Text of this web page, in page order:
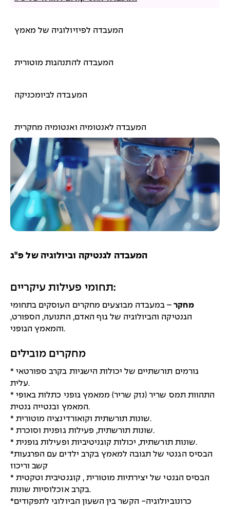
המעבדה לפיזיולוגיה של מאמץ​
המעבדה להתנהגות מוטורית​
המעבדה לביומכניקה​
המעבדה לאנטומיה ואנטומיה מחקרית​
תחומי פעילות עיקריים:
מחקר – במעבדה מבוצעים מחקרים העוסקים בתחומי
הגנטיקה והביולוגיה של גוף האדם, התנועה, הספורט,
והמאמץ הגופני.
מחקרים מובילים
* גורמים תורשתיים של יכולות הישגיות בקרב ספורטאי
עלית.
* התהוות תמס שריר (נזק שריר) ממאמץ גופני כתלות באופי
המאמץ ובנטייה גנטית.
* שונות תורשתית וקואורדינציה מוטורית.
* שונות תורשתית, פעילות גופנית וסוכרת.
* שונות תורשתית, יכולות קוגניטיביות ופעילות גופנית.
*הבסיס הגנטי של תגובה למאמץ בקרב ילדים עם הפרגעות
קשב וריכוז
* הבסיס הגנטי של יצירתיות מוטורית , קוגנטיבית וטקטית
בקרב אוכלוסיות שונות.
*כרונוביולוגיה- הקשר בין השעון הביולוגי לתפקודים